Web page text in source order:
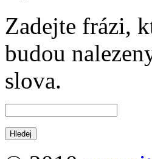
Zadejte frázi,
budou
slova.